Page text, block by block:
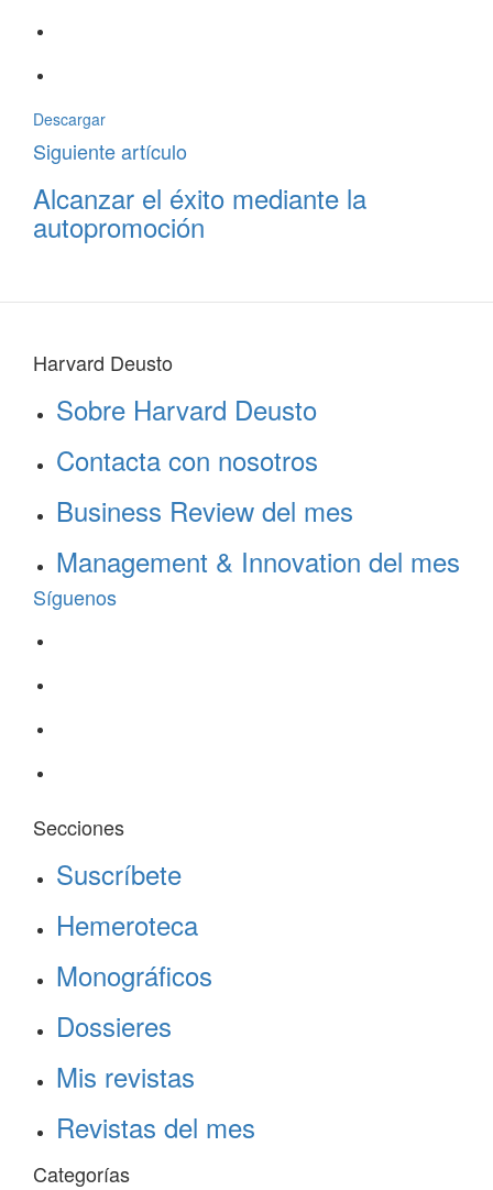
Descargar
Siguiente artículo
Alcanzar el éxito mediante la
autopromoción
Harvard Deusto
Sobre Harvard Deusto
Contacta con nosotros
Business Review del mes
Management & Innovation del mes
Síguenos
Secciones
Suscríbete
Hemeroteca
Monográficos
Dossieres
Mis revistas
Revistas del mes
Categorías